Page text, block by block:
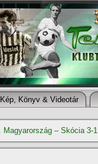
Kép, Könyv & Videotár
Magyarország – Skócia 3-1